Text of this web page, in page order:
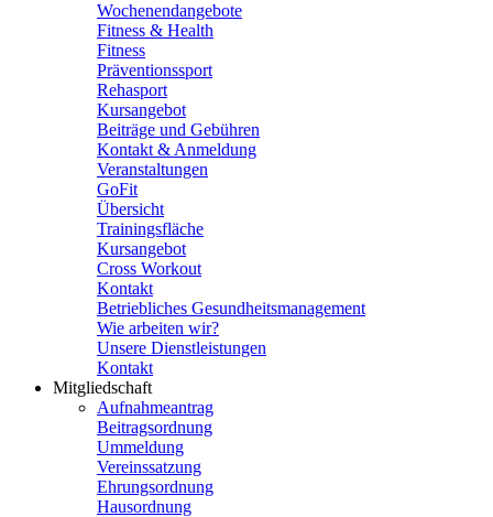
Wochenendangebote
Fitness & Health
Fitness
Präventionssport
Rehasport
Kursangebot
Beiträge und Gebühren
Kontakt & Anmeldung
Veranstaltungen
GoFit
Übersicht
Trainingsfläche
Kursangebot
Cross Workout
Kontakt
Betriebliches Gesundheitsmanagement
Wie arbeiten wir?
Unsere Dienstleistungen
Kontakt
Mitgliedschaft
Aufnahmeantrag
Beitragsordnung
Ummeldung
Vereinssatzung
Ehrungsordnung
Hausordnung